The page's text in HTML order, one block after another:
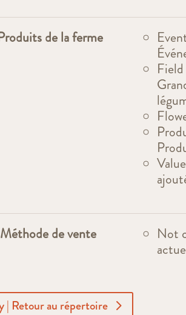
de la ferme
de vente
Not
| Retour au répertoire